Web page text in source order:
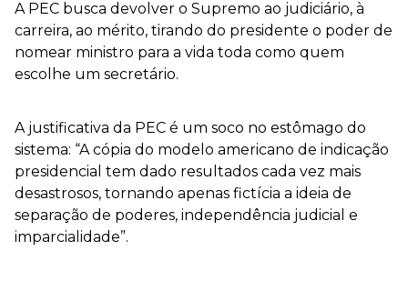
A PEC busca devolver o Supremo ao judiciário, à
carreira, ao mérito, tirando do presidente o poder de
nomear ministro para a vida toda como quem
escolhe um secretário.
A justificativa da PEC é um soco no estômago do
sistema: “A cópia do modelo americano de indicação
presidencial tem dado resultados cada vez mais
desastrosos, tornando apenas fictícia a ideia de
separação de poderes, independência judicial e
imparcialidade”.